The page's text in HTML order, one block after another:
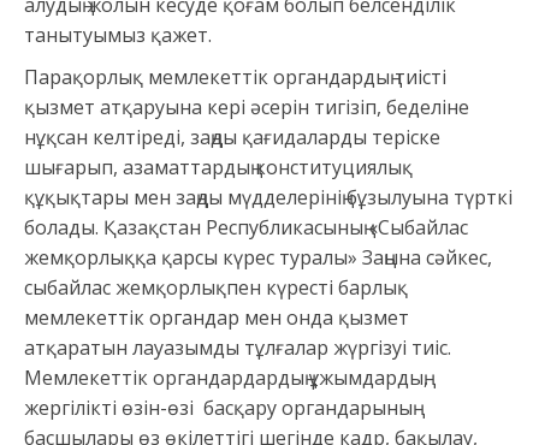
танытуымыз қажет.
Парақорлық мемлекеттік органдардың тиісті
қызмет атқаруына кері әсерін тигізіп, беделіне
нұқсан келтіреді, заңды қағидаларды теріске
шығарып, азаматтардың конституциялық
құқықтары мен заңды мүдделерінің бұзылуына түрткі
болады. Қазақстан Республикасының «Сыбайлас
жемқорлыққа қарсы күрес туралы» Заңына сәйкес,
сыбайлас жемқорлықпен күресті барлық
мемлекеттік органдар мен онда қызмет
атқаратын лауазымды тұлғалар жүргізуі тиіс.
Мемлекеттік органдардардың ұжымдардың,
жергілікті өзін-өзі басқару органдарының
басшылары өз өкілеттігі шегінде кадр, бақылау,